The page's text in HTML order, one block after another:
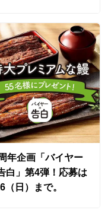
が無いかしらと思っ
3色購入しました。
す。素材感が柔らか
していてエアコン対
るという方もいらっ
柄が見えるし、重い
方がが好きです。た
お安かったらベスト
年企画「バイヤー
白」第4弾！応募は
（日）まで。